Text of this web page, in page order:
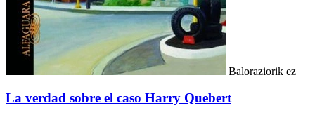
Baloraziorik ez
La verdad sobre el caso Harry Quebert